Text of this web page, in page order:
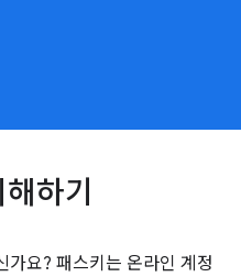
하기
가요? 패스키는 온라인 계정